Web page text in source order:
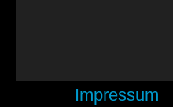
Impressum